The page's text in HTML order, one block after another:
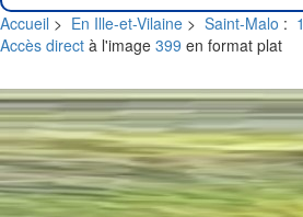
Accueil > En Ille-et-Vilaine > Saint-Malo : 1
Accès direct à l'image 399 en format plat